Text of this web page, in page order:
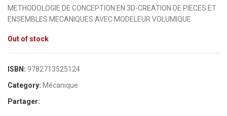
METHODOLOGIE DE CONCEPTION EN 3D-CREATION DE PIECES ET
ENSEMBLES MECANIQUES AVEC MODELEUR VOLUMIQUE
Out of stock
ISBN: 9782713525124
Category: Mécanique
Partager: